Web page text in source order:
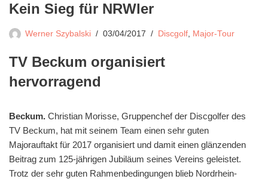
Kein Sieg für NRWler
Werner Szybalski 03/04/2017 Discgolf, Major-Tour
TV Beckum organisiert
hervorragend
Beckum. Christian Morisse, Gruppenchef der Discgolfer des
TV Beckum, hat mit seinem Team einen sehr guten
Majorauftakt für 2017 organisiert und damit einen glänzenden
Beitrag zum 125-jährigen Jubiläum seines Vereins geleistet.
Trotz der sehr guten Rahmenbedingungen blieb Nordrhein-